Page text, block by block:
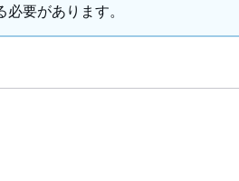
要があります。